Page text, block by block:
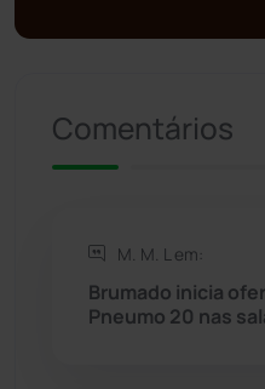
Presidente Jânio
Rio de Contas
Rio do Antônio
Rio do Pires
Comentários
M. M. L em:
Brumado inicia
Pneumo 20 nas